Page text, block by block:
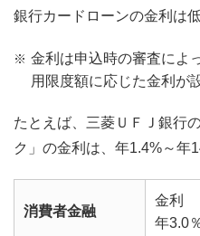
銀行カードローンの金利は
金利は申込時の審査によ
用限度額に応じた金利が
たとえば、三菱ＵＦＪ銀行
ク」の金利は、年1.4%～年
消費者金融
金利
年3.0